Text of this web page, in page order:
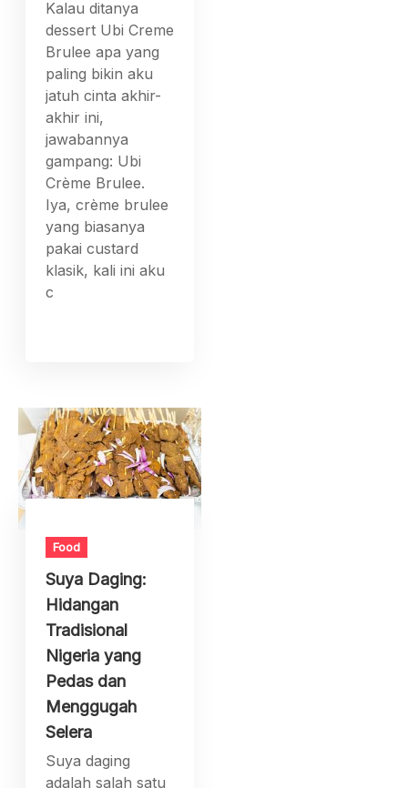
Kalau ditanya
dessert Ubi Creme
Brulee apa yang
paling bikin aku
jatuh cinta akhir-
akhir ini,
jawabannya
gampang: Ubi
Crème Brulee.
Iya, crème brulee
yang biasanya
pakai custard
klasik, kali ini aku
c
Food
Suya Daging:
Hidangan
Tradisional
Nigeria yang
Pedas dan
Menggugah
Selera
Suya daging
adalah salah satu